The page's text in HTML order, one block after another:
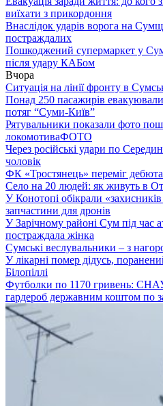
виїхати з прикордоння
Внаслідок ударів ворога на
постраждалих
Пошкоджений супермаркет у
після удару КАБом
Вчора
Ситуація на лінії фронту в
Понад 250 пасажирів евакуювали
потяг “Суми-Київ”
Рятувальники показали фото
локомотиваФОТО
Через російські удари по
чоловік
ФК «Тростянець» переміг
Село на 20 людей: як живуть в
У Конотопі обікрали
запчастини для дронів
У Зарічному районі Сум під
постраждала жінка
Сумські веслувальники – з
У лікарні помер дідусь,
Білопіллі
Футболки по 1170 гривень:
гардероб державним коштом по